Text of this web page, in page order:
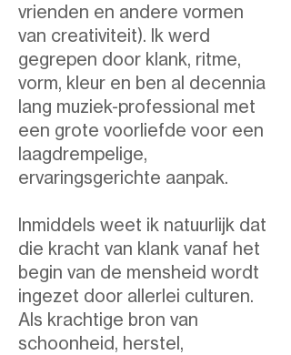
vrienden en andere vormen
van creativiteit).​ Ik werd
gegrepen door klank, ritme,
vorm, kleur en ben al decennia
lang muziek-professional met
een grote voorliefde voor een
laagdrempelige,
ervaringsgerichte aanpak.
Inmiddels weet ik natuurlijk dat
die kracht van klank vanaf het
begin van de mensheid wordt
ingezet door allerlei culturen.
Als krachtige bron van
schoonheid, herstel,